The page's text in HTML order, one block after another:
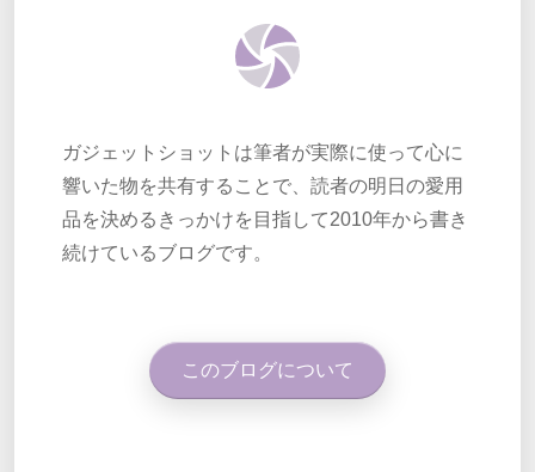
ガジェットショットは筆者が実際に使って心に
響いた物を共有することで、読者の明日の愛用
品を決めるきっかけを目指して2010年から書き
続けているブログです。
このブログについて